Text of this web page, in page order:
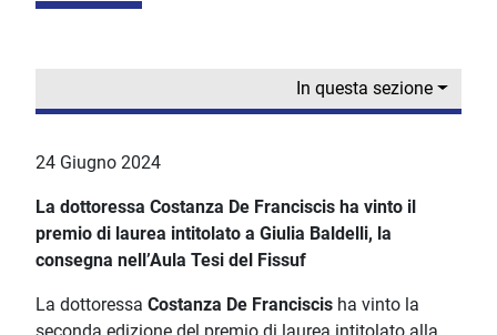
In questa sezione
24 Giugno 2024
La dottoressa Costanza De Franciscis ha vinto il
premio di laurea intitolato a Giulia Baldelli, la
consegna nell’Aula Tesi del Fissuf
La dottoressa Costanza De Franciscis ha vinto la